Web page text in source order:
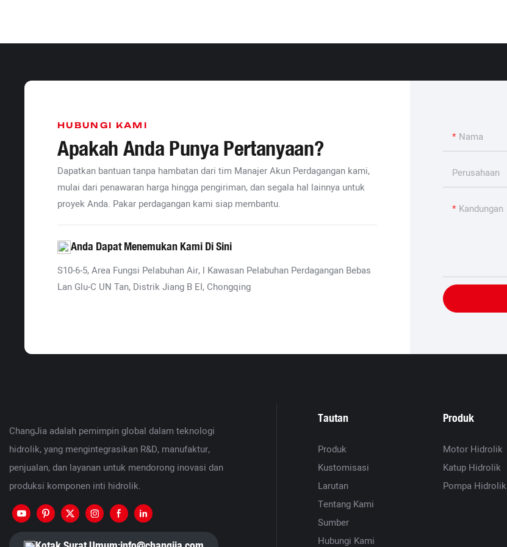
HUBUNGI KAMI
Apakah Anda Punya Pertanyaan?
Dapatkan bantuan tanpa hambatan dari tim Manajer Akun Perdagangan kami,
mulai dari penawaran harga hingga pengiriman, dan segala hal lainnya untuk
proyek Anda. Pakar perdagangan kami siap membantu.
Anda Dapat Menemukan Kami Di Sini
S10-6-5, Area Fungsi Pelabuhan Air, l Kawasan Pelabuhan Perdagangan Bebas
Lan Glu-C UN Tan, Distrik Jiang B EI, Chongqing
Nama
Perusahaan
Kandungan
ChangJia adalah pemimpin global dalam teknologi
hidrolik, yang mengintegrasikan R&D, manufaktur,
penjualan, dan layanan untuk mendorong inovasi dan
produksi komponen inti hidrolik.
Tautan
Produk
Kustomisasi
Larutan
Tentang Kami
Sumber
Hubungi Kami
Produk
Motor Hidrolik
Katup Hidrolik
Pompa Hidrolik